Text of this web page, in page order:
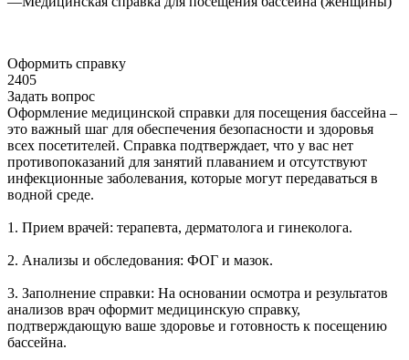
Оформить справку
2405
Задать вопрос
Оформление медицинской справки для посещения бассейна –
это важный шаг для обеспечения безопасности и здоровья
всех посетителей. Справка подтверждает, что у вас нет
противопоказаний для занятий плаванием и отсутствуют
инфекционные заболевания, которые могут передаваться в
водной среде.
1. Прием врачей: терапевта, дерматолога и гинеколога.
2. Анализы и обследования: ФОГ и мазок.
3. Заполнение справки: На основании осмотра и результатов
анализов врач оформит медицинскую справку,
подтверждающую ваше здоровье и готовность к посещению
бассейна.